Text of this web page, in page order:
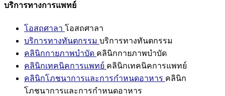
บริการทางการแพทย์
โอสถศาลา โอสถศาลา
บริการทางทันตกรรม บริการทางทันตกรรม
คลินิกกายภาพบำบัด คลินิกกายภาพบำบัด
คลินิกเทคนิคการแพทย์ คลินิกเทคนิคการแพทย์
คลินิกโภชนาการและการกำหนดอาหาร คลินิก
โภชนาการและการกำหนดอาหาร